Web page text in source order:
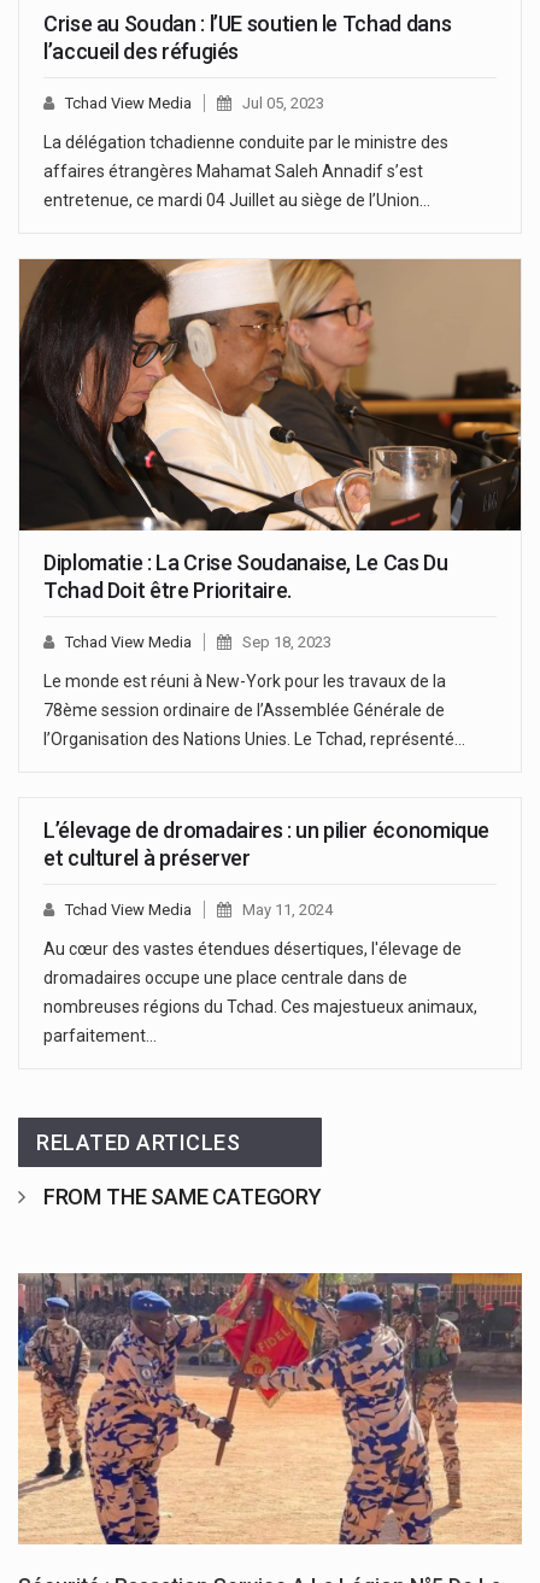
Crise au Soudan : l’UE soutien le Tchad dans
l’accueil des réfugiés
Tchad View Media Jul 05, 2023
La délégation tchadienne conduite par le ministre des
affaires étrangères Mahamat Saleh Annadif s’est
entretenue, ce mardi 04 Juillet au siège de l’Union…
Diplomatie : La Crise Soudanaise, Le Cas Du
Tchad Doit être Prioritaire.
Tchad View Media Sep 18, 2023
Le monde est réuni à New-York pour les travaux de la
78ème session ordinaire de l’Assemblée Générale de
l’Organisation des Nations Unies. Le Tchad, représenté…
L’élevage de dromadaires : un pilier économique
et culturel à préserver
Tchad View Media May 11, 2024
Au cœur des vastes étendues désertiques, l'élevage de
dromadaires occupe une place centrale dans de
nombreuses régions du Tchad. Ces majestueux animaux,
parfaitement…
RELATED ARTICLES
FROM THE SAME CATEGORY